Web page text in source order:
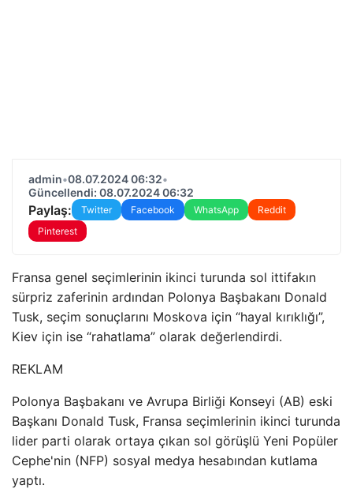
admin•08.07.2024 06:32•
Güncellendi: 08.07.2024 06:32
Paylaş: Twitter Facebook WhatsApp
Reddit
Pinterest
Fransa genel seçimlerinin ikinci turunda sol ittifakın
sürpriz zaferinin ardından Polonya Başbakanı Donald
Tusk, seçim sonuçlarını Moskova için “hayal kırıklığı”,
Kiev için ise “rahatlama” olarak değerlendirdi.
REKLAM
Polonya Başbakanı ve Avrupa Birliği Konseyi (AB) eski
Başkanı Donald Tusk, Fransa seçimlerinin ikinci turunda
lider parti olarak ortaya çıkan sol görüşlü Yeni Popüler
Cephe'nin (NFP) sosyal medya hesabından kutlama
yaptı.